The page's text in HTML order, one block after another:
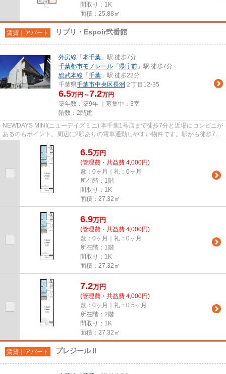
間取り：1K
面積：25.88㎡
賃貸｜アパート リブリ・Espoir弐番館
外房線 「 本千葉 」駅 徒歩7分
千葉都市モノレール 「 県庁前 」駅 徒歩7分
総武本線 「 千葉 」駅 徒歩22分
千葉県千葉市中央区長洲 ２丁目12-35
6.5万円～7.2万円
築年数：築9年 ｜募集中： 3室
階数：2階建
NEWDAYS MINI(ニューデイズミニ) 本千葉1号店まで徒歩7分と近場にコンビニが
あるのもポイント。周辺に2駅ありの電車通勤しやすい物件です。駅から徒歩7分
の物件で、アクセス良好です。...
6.5万円
(管理費・共益費 4,000円)
敷：0ヶ月｜礼：0ヶ月
所在階：1階
間取り：1K
面積：27.32㎡
6.9万円
(管理費・共益費 4,000円)
敷：0ヶ月｜礼：0ヶ月
所在階：1階
間取り：1K
面積：27.32㎡
7.2万円
(管理費・共益費 4,000円)
敷：0ヶ月｜礼：0.5ヶ月
所在階：2階
間取り：1K
面積：27.32㎡
賃貸｜アパート プレジールⅡ